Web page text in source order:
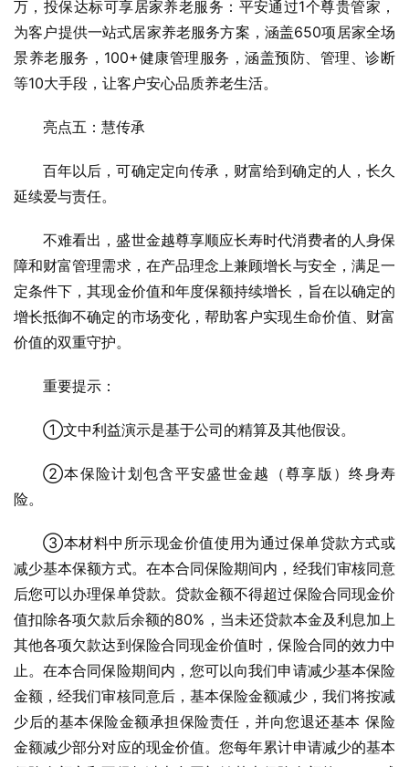
万，投保达标可享居家养老服务：平安通过1个尊贵管家，
为客户提供一站式居家养老服务方案，涵盖650项居家全场
景养老服务，100+健康管理服务，涵盖预防、管理、诊断
等10大手段，让客户安心品质养老生活。
亮点五：慧传承
百年以后，可确定定向传承，财富给到确定的人，长久
延续爱与责任。
不难看出，盛世金越尊享顺应长寿时代消费者的人身保
障和财富管理需求，在产品理念上兼顾增长与安全，满足一
定条件下，其现金价值和年度保额持续增长，旨在以确定的
增长抵御不确定的市场变化，帮助客户实现生命价值、财富
价值的双重守护。
重要提示：
①文中利益演示是基于公司的精算及其他假设。
②本保险计划包含平安盛世金越（尊享版）终身寿
险。
③本材料中所示现金价值使用为通过保单贷款方式或
减少基本保额方式。在本合同保险期间内，经我们审核同意
后您可以办理保单贷款。贷款金额不得超过保险合同现金价
值扣除各项欠款后余额的80%，当未还贷款本金及利息加上
其他各项欠款达到保险合同现金价值时，保险合同的效力中
止。在本合同保险期间内，您可以向我们申请减少基本保险
金额，经我们审核同意后，基本保险金额减少，我们将按减
少后的基本保险金额承担保险责任，并向您退还基本 保险
金额减少部分对应的现金价值。您每年累计申请减少的基本